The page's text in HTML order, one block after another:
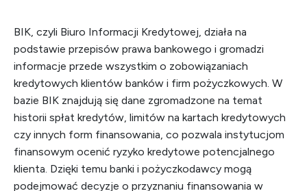
BIK, czyli Biuro Informacji Kredytowej, działa na
podstawie przepisów prawa bankowego i gromadzi
informacje przede wszystkim o zobowiązaniach
kredytowych klientów banków i firm pożyczkowych. W
bazie BIK znajdują się dane zgromadzone na temat
historii spłat kredytów, limitów na kartach kredytowych
czy innych form finansowania, co pozwala instytucjom
finansowym ocenić ryzyko kredytowe potencjalnego
klienta. Dzięki temu banki i pożyczkodawcy mogą
podejmować decyzje o przyznaniu finansowania w